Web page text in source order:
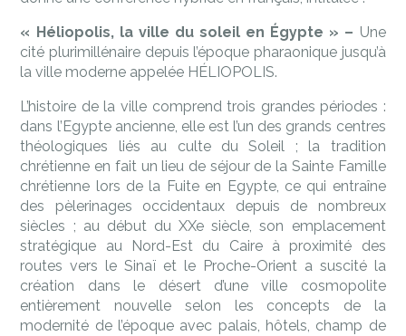
« Héliopolis, la ville du soleil en Égypte » – Une
cité plurimillénaire depuis l’époque pharaonique jusqu’à
la ville moderne appelée HÉLIOPOLIS.
L’histoire de la ville comprend trois grandes périodes :
dans l’Egypte ancienne, elle est l’un des grands centres
théologiques liés au culte du Soleil ; la tradition
chrétienne en fait un lieu de séjour de la Sainte Famille
chrétienne lors de la Fuite en Egypte, ce qui entraîne
des pèlerinages occidentaux depuis de nombreux
siècles ; au début du XXe siècle, son emplacement
stratégique au Nord-Est du Caire à proximité des
routes vers le Sinaï et le Proche-Orient a suscité la
création dans le désert d’une ville cosmopolite
entièrement nouvelle selon les concepts de la
modernité de l’époque avec palais, hôtels, champ de